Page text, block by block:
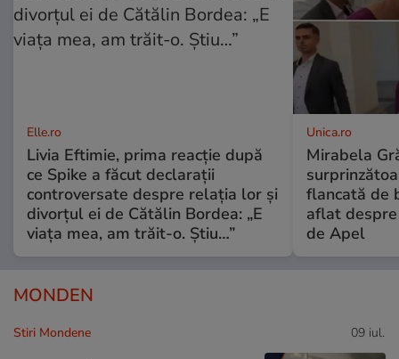
Elle.ro
Livia Eftimie, prima reacție după
ce Spike a făcut declarații
controversate despre relația lor și
divorțul ei de Cătălin Bordea: „E
viața mea, am trăit-o. Știu…”
Unica.ro
Mirabela
flancată de
aflat
de Apel
MONDEN
Stiri Mondene 09 iul.